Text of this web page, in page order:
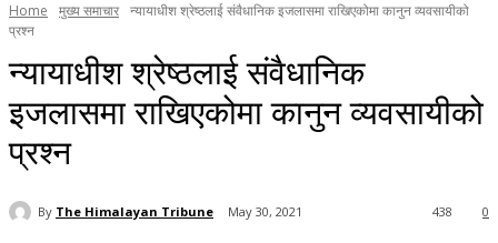
Home मुख्य समाचार न्यायाधीश श्रेष्ठलाई संवैधानिक इजलासमा राखिएकोमा कानुन व्यवसायीको
प्रश्न
न्यायाधीश श्रेष्ठलाई संवैधानिक
इजलासमा राखिएकोमा कानुन व्यवसायीको
प्रश्न
By The Himalayan Tribune May 30, 2021 0
438